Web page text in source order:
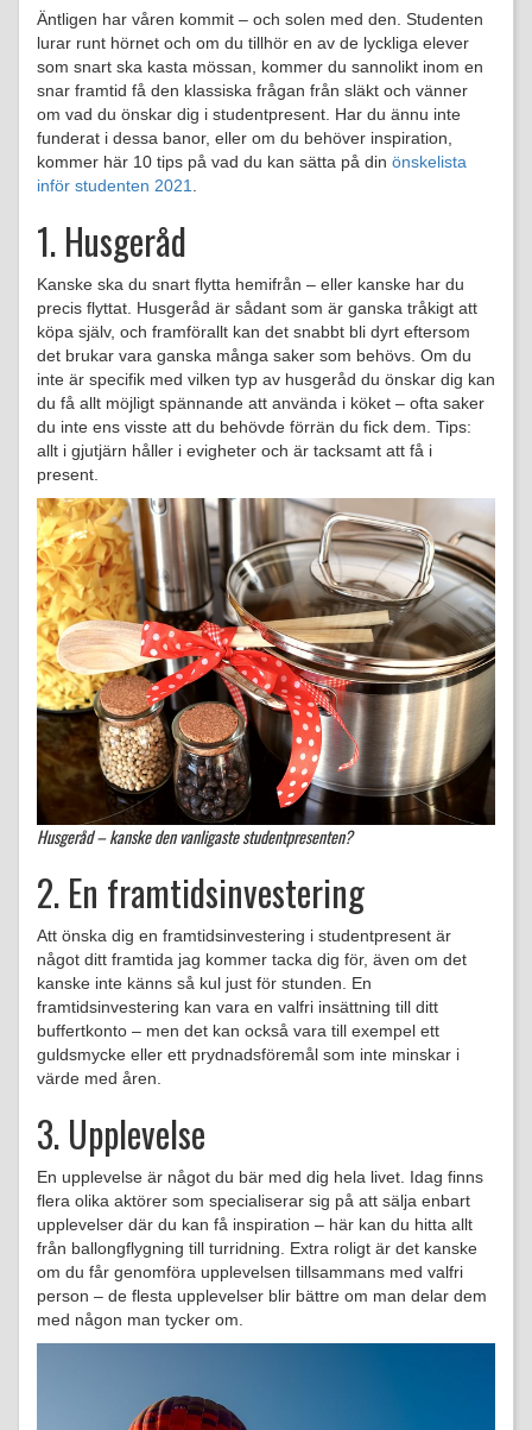
Äntligen har våren kommit – och solen med den. Studenten
lurar runt hörnet och om du tillhör en av de lyckliga elever
som snart ska kasta mössan, kommer du sannolikt inom en
snar framtid få den klassiska frågan från släkt och vänner
om vad du önskar dig i studentpresent. Har du ännu inte
funderat i dessa banor, eller om du behöver inspiration,
kommer här 10 tips på vad du kan sätta på din önskelista
inför studenten 2021
1. Husgeråd
Kanske ska du snart flytta hemifrån – eller kanske har du
precis flyttat. Husgeråd är sådant som är ganska tråkigt att
köpa själv, och framförallt kan det snabbt bli dyrt eftersom
det brukar vara ganska många saker som behövs. Om du
inte är specifik med vilken typ av husgeråd du önskar dig kan
du få allt möjligt spännande att använda i köket – ofta saker
du inte ens visste att du behövde förrän du fick dem. Tips:
allt i gjutjärn håller i evigheter och är tacksamt att få i
present.
Husgeråd – kanske den vanligaste studentpresenten?
2. En framtidsinvestering
Att önska dig en framtidsinvestering i studentpresent är
något ditt framtida jag kommer tacka dig för, även om det
kanske inte känns så kul just för stunden. En
framtidsinvestering kan vara en valfri insättning till ditt
buffertkonto – men det kan också vara till exempel ett
guldsmycke eller ett prydnadsföremål som inte minskar i
värde med åren.
3. Upplevelse
En upplevelse är något du bär med dig hela livet. Idag finns
flera olika aktörer som specialiserar sig på att sälja enbart
upplevelser där du kan få inspiration – här kan du hitta allt
från ballongflygning till turridning. Extra roligt är det kanske
om du får genomföra upplevelsen tillsammans med valfri
person – de flesta upplevelser blir bättre om man delar dem
med någon man tycker om.